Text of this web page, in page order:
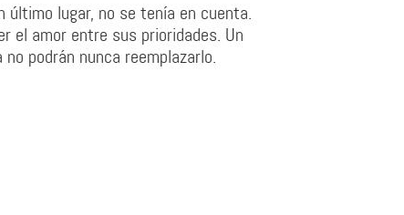
último lugar, no se tenía en cuenta.
el amor entre sus prioridades. Un
podrán nunca reemplazarlo.